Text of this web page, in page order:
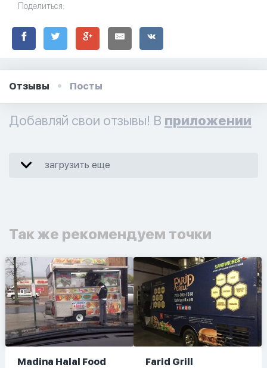
Поделиться:
Отзывы Посты
Добавляй свои отзывы! В приложении
загрузить еще
Так же рекомендуем точки
Madina Halal Food
Farid Grill